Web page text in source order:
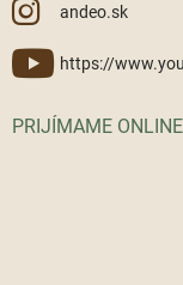
andeo.sk
https://
PRIJÍMAME